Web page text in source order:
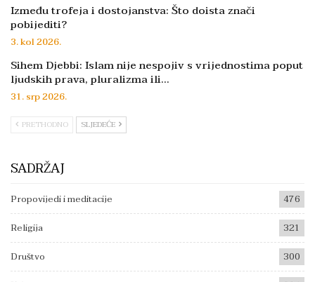
Između trofeja i dostojanstva: Što doista znači
pobijediti?
3. kol 2026.
Sihem Djebbi: Islam nije nespojiv s vrijednostima poput
ljudskih prava, pluralizma ili…
31. srp 2026.
PRETHODNO SLJEDEĆE
SADRŽAJ
Propovijedi i meditacije
476
Religija
321
Društvo
300